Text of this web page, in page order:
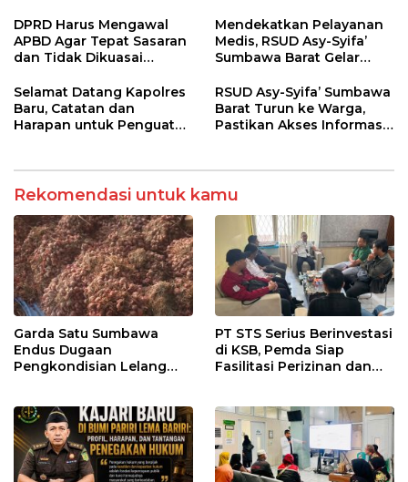
hingga WNA
DPRD Harus Mengawal
APBD Agar Tepat Sasaran
dan Tidak Dikuasai
Tertentu
Mendekatkan Pelayanan
Medis, RSUD Asy-Syifa’
Sumbawa Barat Gelar
Kesehatan di Taliwang
Selamat Datang Kapolres
Baru, Catatan dan
Harapan untuk Penguatan
RSUD Asy-Syifa’ Sumbawa
Barat Turun ke Warga,
Pastikan Akses Informasi
Rekomendasi untuk kamu
Garda Satu Sumbawa
Endus Dugaan
Pengkondisian Lelang
senilai Rp 7,5 Miliar
PT STS Serius Berinvestasi
di KSB, Pemda Siap
Fasilitasi Perizinan dan